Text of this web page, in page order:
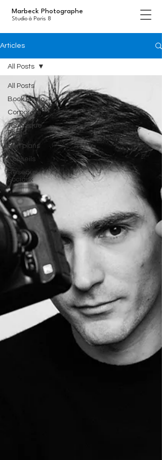
Marbeck Photographe
Studio à Paris 8
Articles
All Posts
Book Photo
Corporate
Technique
Photo
Bon plans
Conseils
Réseaux
Sociaux
All Posts